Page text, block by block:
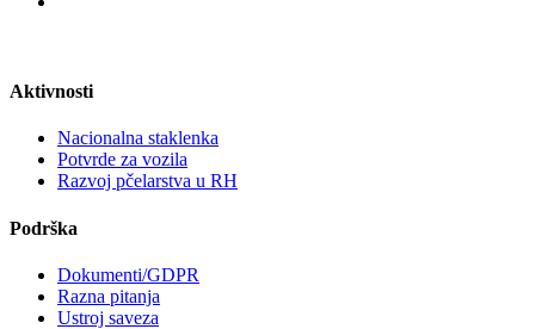
Aktivnosti
Nacionalna staklenka
Potvrde za vozila
Razvoj pčelarstva u RH
Podrška
Dokumenti/GDPR
Razna pitanja
Ustroj saveza